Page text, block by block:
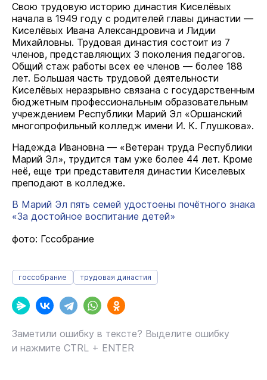
Свою трудовую историю династия Киселёвых
начала в 1949 году с родителей главы династии —
Киселёвых Ивана Александровича и Лидии
Михайловны. Трудовая династия состоит из 7
членов, представляющих 3 поколения педагогов.
Общий стаж работы всех ее членов — более 188
лет. Большая часть трудовой деятельности
Киселёвых неразрывно связана с государственным
бюджетным профессиональным образовательным
учреждением Республики Марий Эл «Оршанский
многопрофильный колледж имени И. К. Глушкова».
Надежда Ивановна — «Ветеран труда Республики
Марий Эл», трудится там уже более 44 лет. Кроме
неё, еще три представителя династии Киселевых
преподают в колледже.
В Марий Эл пять семей удостоены почётного знака
«За достойное воспитание детей»
фото: Гссобрание
госсобрание трудовая династия
Заметили ошибку в тексте? Выделите ошибку
и нажмите CTRL + ENTER